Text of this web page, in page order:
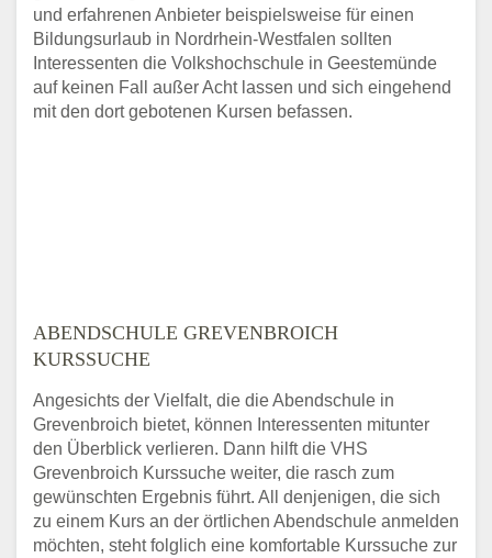
und erfahrenen Anbieter beispielsweise für einen
Bildungsurlaub in Nordrhein-Westfalen sollten
Interessenten die Volkshochschule in Geestemünde
auf keinen Fall außer Acht lassen und sich eingehend
mit den dort gebotenen Kursen befassen.
ABENDSCHULE GREVENBROICH
KURSSUCHE
Angesichts der Vielfalt, die die Abendschule in
Grevenbroich bietet, können Interessenten mitunter
den Überblick verlieren. Dann hilft die VHS
Grevenbroich Kurssuche weiter, die rasch zum
gewünschten Ergebnis führt. All denjenigen, die sich
zu einem Kurs an der örtlichen Abendschule anmelden
möchten, steht folglich eine komfortable Kurssuche zur